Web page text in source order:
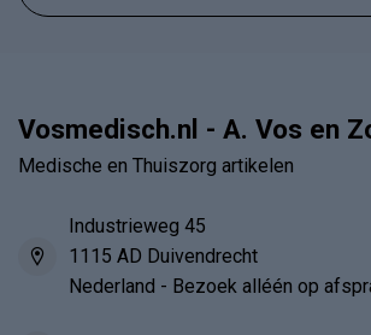
Vosmedisch.nl - A. Vos en
Medische en Thuiszorg artikelen
Industrieweg 45
1115 AD Duivendrecht
Nederland - Bezoek alléén op